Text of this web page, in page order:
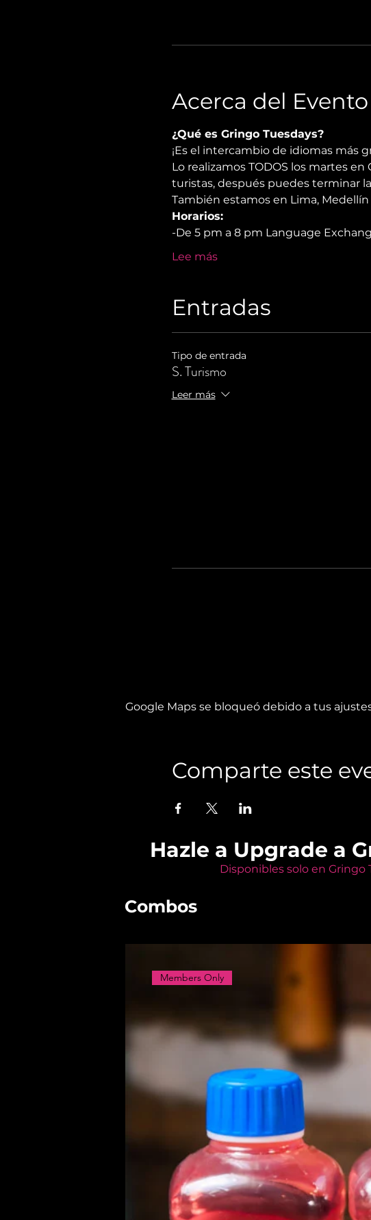
Acerca del Evento
¿Qué es Gringo Tuesdays?
¡Es el intercambio de idiomas más
Lo realizamos TODOS los martes
turistas, después puedes terminar
También estamos en Lima,
Horarios:
-De 5 pm a 8 pm Language
Lee más
Entradas
Tipo de entrada
S. Turismo
Leer más
Google Maps se bloqueó debido a tus
Comparte este
Hazle a Upgrade a
Disponibles solo en
Combos
Members Only